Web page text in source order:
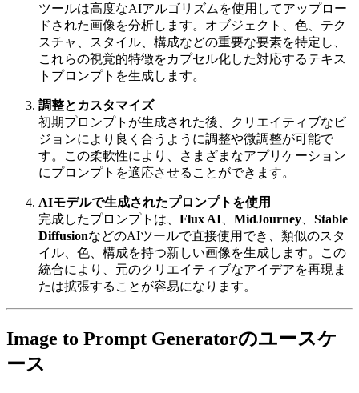
ツールは高度なAIアルゴリズムを使用してアップロー
ドされた画像を分析します。オブジェクト、色、テク
スチャ、スタイル、構成などの重要な要素を特定し、
これらの視覚的特徴をカプセル化した対応するテキス
トプロンプトを生成します。
調整とカスタマイズ
初期プロンプトが生成された後、クリエイティブなビ
ジョンにより良く合うように調整や微調整が可能で
す。この柔軟性により、さまざまなアプリケーション
にプロンプトを適応させることができます。
AIモデルで生成されたプロンプトを使用
完成したプロンプトは、 Flux AI MidJourney
Stable
DiffusionなどのAIツールで直接使用でき、類似のスタ
イル、色、構成を持つ新しい画像を生成します。この
統合により、元のクリエイティブなアイデアを再現ま
たは拡張することが容易になります。
Image to Prompt Generatorのユースケ
ース